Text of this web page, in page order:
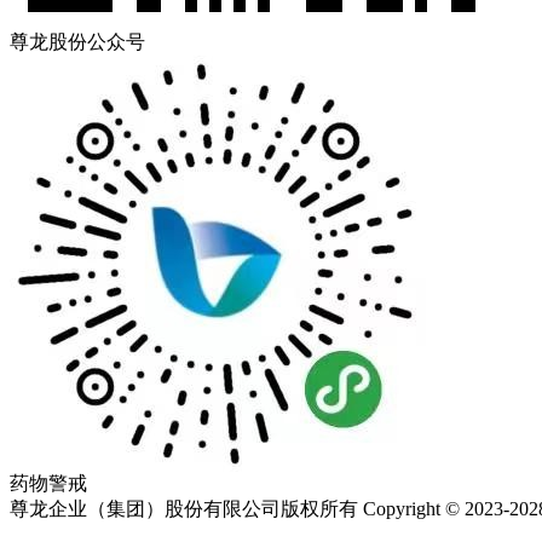
尊龙股份公众号
药物警戒
尊龙企业（集团）股份有限公司版权所有 Copyright © 2023-